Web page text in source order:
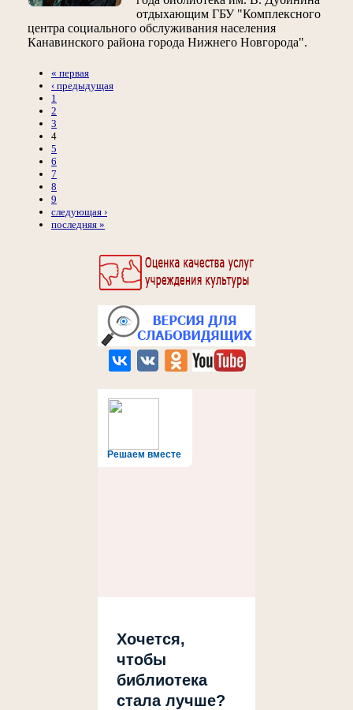
Решаем вместе
Хочется,
чтобы
библиотека
стала лучше?
отдыхающим ГБУ "Комплексного
центра социального обслуживания населения
Канавинского района города Нижнего Новгорода".
« первая
‹ предыдущая
1
2
3
4
5
6
7
8
9
следующая ›
последняя »